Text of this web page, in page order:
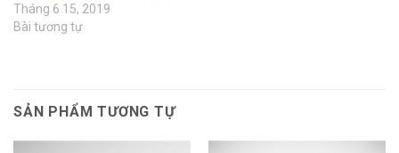
Tháng 6 15, 2019
Bài tương tự
SẢN PHẨM TƯƠNG TỰ